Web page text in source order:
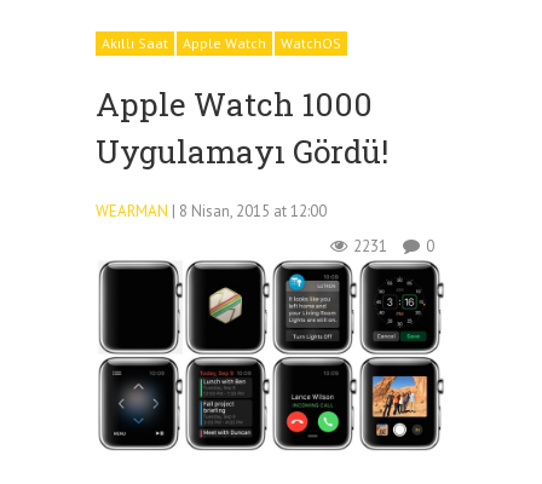
Akıllı Saat Apple Watch WatchOS
Apple Watch 1000
Uygulamayı Gördü!
WEARMAN | 8 Nisan, 2015 at 12:00
2231
0